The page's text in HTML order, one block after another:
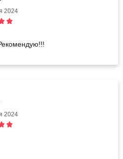
2024
2024